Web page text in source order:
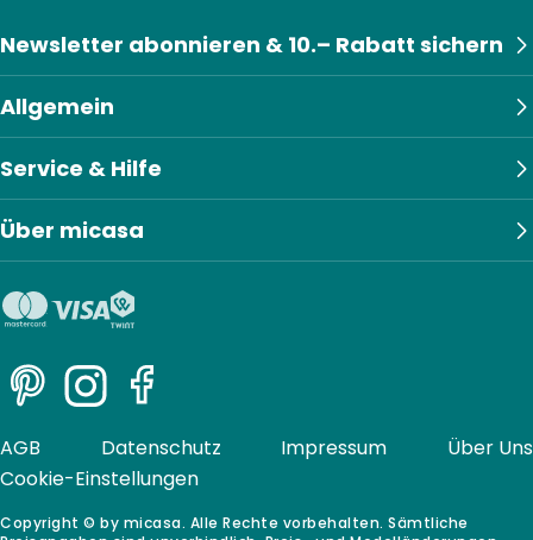
Allgemein
Service & Hilfe
Über micasa
Newsletter abonnieren & 10.– Rabatt sichern
PinterestInstagramFacebook
Copyright © by micasa. Alle Rechte vorbehalten. Sämtliche
AGB Datenschutz Impressum
Über Uns
Cookie-Einstellungen